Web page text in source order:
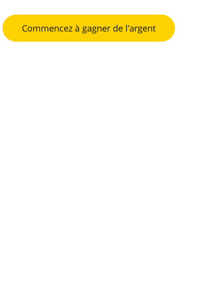
Commencez à gagner de l’argent